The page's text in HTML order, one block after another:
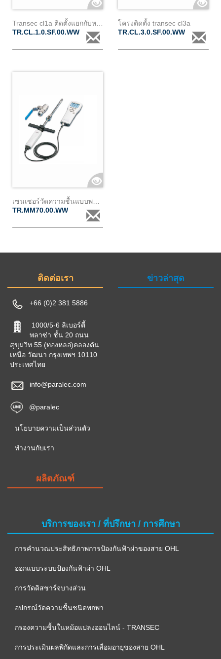
Transec cl1a ติดตั้งแยกกับหม้อแปลงบนโครง และมีระบบสื่อสาร (stand "2")
TR.CL.1.0.SF.00.WW
โครงติดตั้ง transec cl3a
TR.CL.3.0.SF.00.WW
เซนเซอร์วัดความชื้นแบบพกพา
TR.MM70.00.WW
ติดต่อเรา
+66 (0)2 381 5886
1000/5-6 ลิเบอร์ตี้
พลาซ่า ชั้น 20 ถนน
สุขุมวิท 55 (ทองหลอ่)คลองตัน
เหนือ วัฒนา กรุงเทพฯ 10110
ประเทศไทย
info@paralec.com
@paralec
นโยบายความเป็นส่วนตัว
ทำงานกับเรา
ข่าวล่าสุด
ผลิตภัณฑ์
บริการของเรา / ที่ปรึกษา / การศึกษา
การคำนวณประสิทธิภาพการป้องกันฟ้าผ่าของสาย OHL
ออกแบบระบบป้องกันฟ้าผ่า OHL
การวัดดิสชาร์จบางส่วน
อปกรณ์วัดความชื้นชนิดพกพา
กรองความชื้นในหม้อแปลงออนไลน์ - TRANSEC
การประเมินผลพิกัดและการเสื่อมอายุของสาย OHL